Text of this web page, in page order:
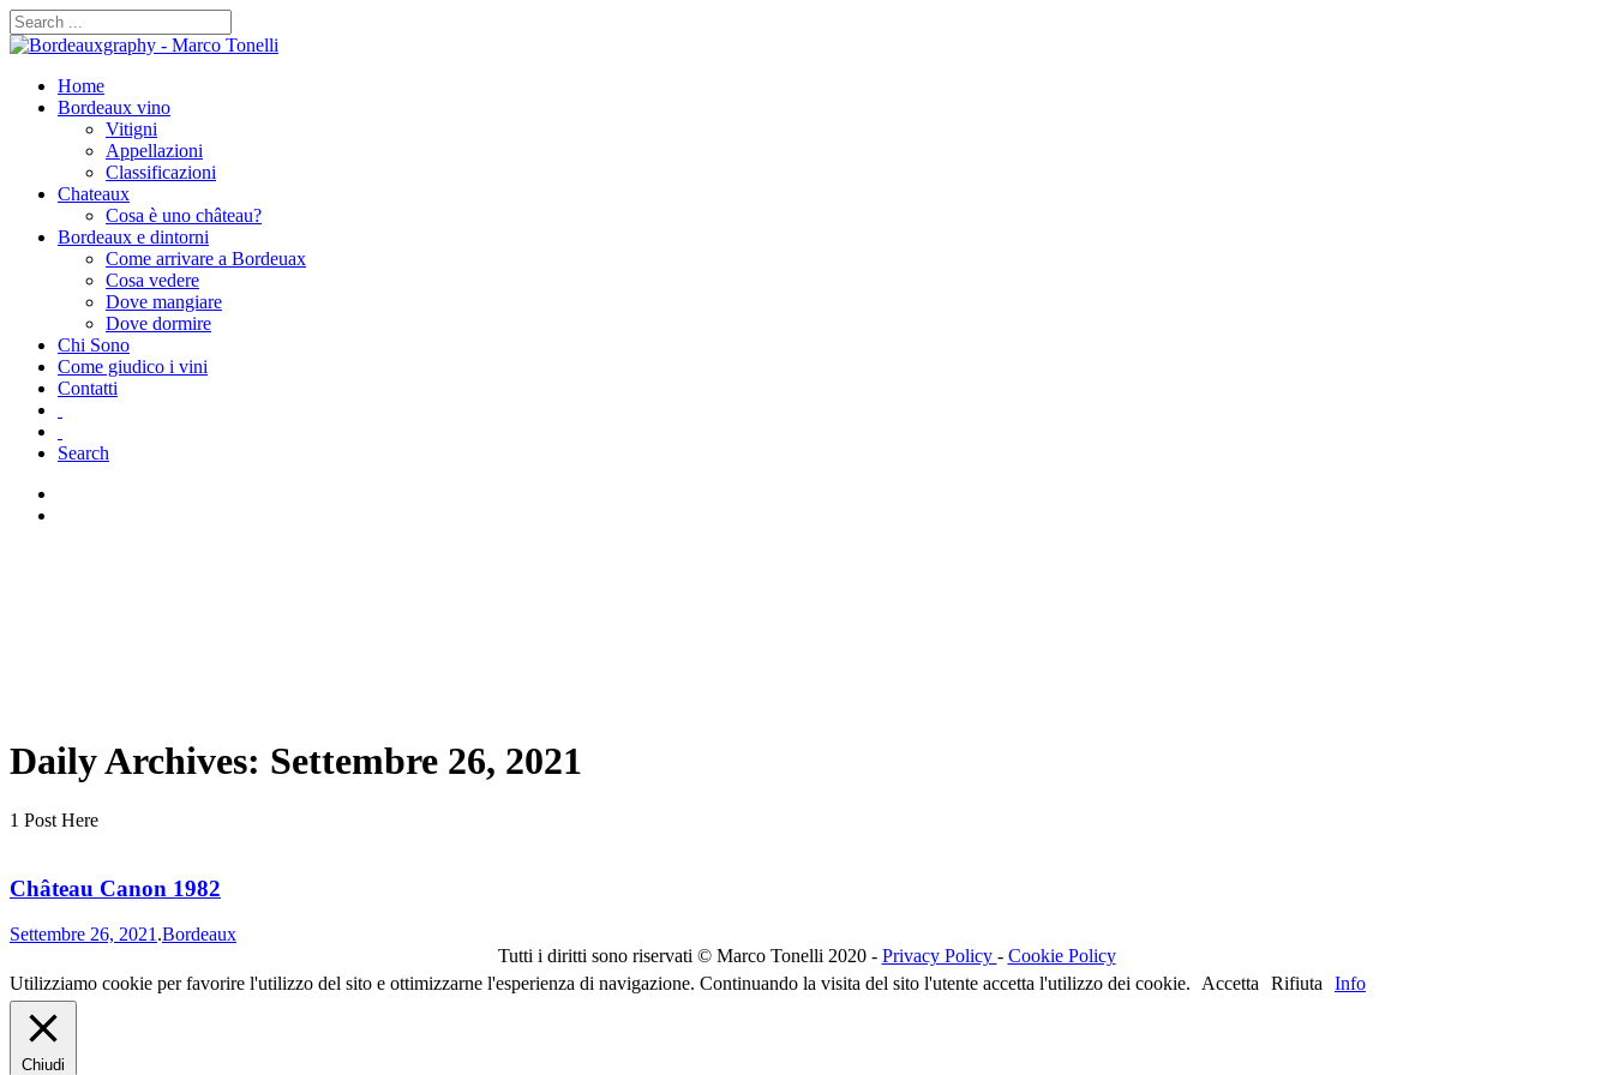
Home
Bordeaux vino
Vitigni
Appellazioni
Classificazioni
Chateaux
Cosa è uno château?
Bordeaux e dintorni
Come arrivare a Bordeuax
Cosa vedere
Dove mangiare
Dove dormire
Chi Sono
Come giudico i vini
Contatti
Search
Daily Archives: Settembre 26, 2021
1 Post Here
Château Canon 1982
Settembre 26, 2021 .Bordeaux
Tutti i diritti sono riservati © Marco Tonelli 2020 - Privacy Policy - Cookie Policy
Utilizziamo cookie per favorire l'utilizzo del sito e ottimizzarne l'esperienza di navigazione. Continuando la visita del sito l'utente accetta l'utilizzo dei cookie.
Accetta Rifiuta Info
Chiudi